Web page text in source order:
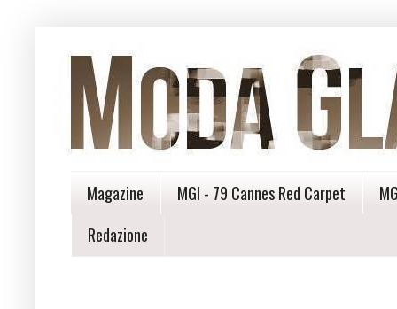
Magazine MGI - 79 Cannes Red Carpet
Redazione